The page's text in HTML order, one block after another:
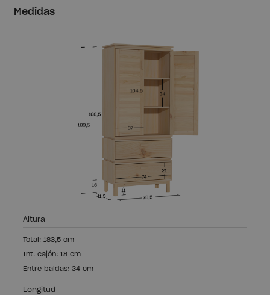
Medidas
Altura
Total: 183,5 cm
Int. cajón: 18 cm
Entre baldas: 34 cm
Longitud